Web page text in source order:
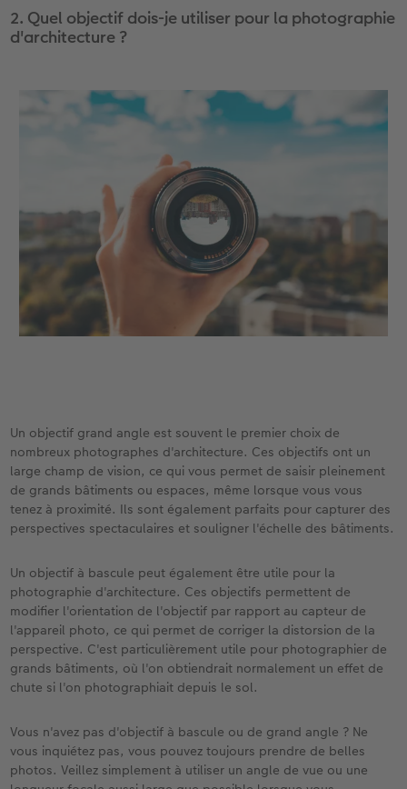
2. Quel objectif dois-je utiliser pour la photographie
d'architecture ?
Un objectif grand angle est souvent le premier choix de
nombreux photographes d'architecture. Ces objectifs ont un
large champ de vision, ce qui vous permet de saisir pleinement
de grands bâtiments ou espaces, même lorsque vous vous
tenez à proximité. Ils sont également parfaits pour capturer des
perspectives spectaculaires et souligner l'échelle des bâtiments.
Un objectif à bascule peut également être utile pour la
photographie d'architecture. Ces objectifs permettent de
modifier l'orientation de l'objectif par rapport au capteur de
l'appareil photo, ce qui permet de corriger la distorsion de la
perspective. C'est particulièrement utile pour photographier de
grands bâtiments, où l'on obtiendrait normalement un effet de
chute si l'on photographiait depuis le sol.
Vous n'avez pas d'objectif à bascule ou de grand angle ? Ne
vous inquiétez pas, vous pouvez toujours prendre de belles
photos. Veillez simplement à utiliser un angle de vue ou une